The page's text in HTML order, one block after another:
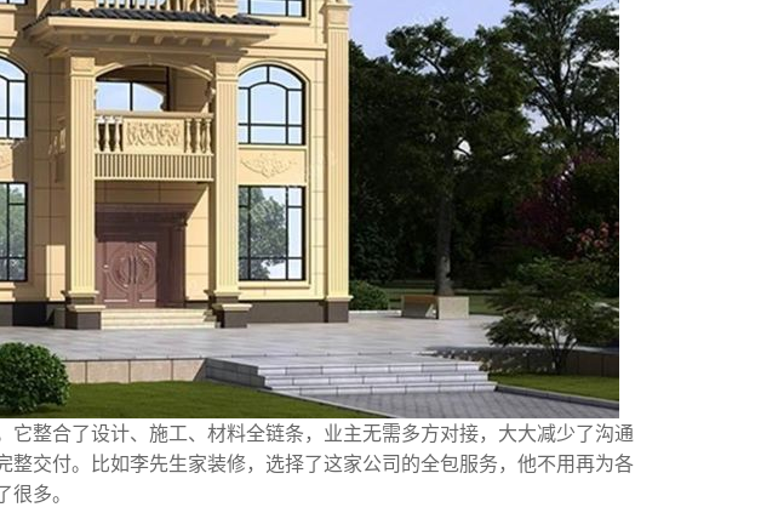
它整合了设计、施工、材料全链条，业主无需多方对接，大大减少了沟通
整交付。比如李先生家装修，选择了这家公司的全包服务，他不用再为各
很多。